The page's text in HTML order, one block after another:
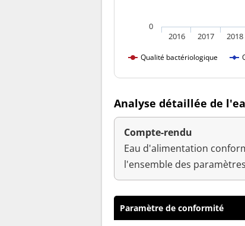
Qualité bactériologique
2016 2017 2018
0
Analyse détaillée de
Compte-rendu
Eau d'alimentation
l'ensemble des
Paramètre de conformité